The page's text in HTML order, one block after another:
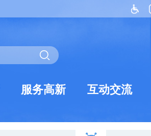
服务高新 互动交流